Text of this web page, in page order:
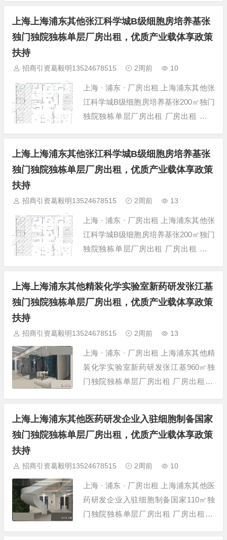
川沙工业园区 建筑面积 3000㎡ 层高 8
米 层数 单层厂房 房源类型 仓...
上海上海浦东其他张江科学城B级细胞房培养基张
独门独院独栋单层厂房出租，优质产业载体享政策
扶持
招商引资葛毅明13524678515 2周前 10
上海 · 浦东 · 厂房出租 上海浦东其他张
江科学城B级细胞房培养基张200㎡独门
独院独栋单层厂房出租 厂房出租 项目
栋 所在位置 上海-浦东-其他-张江药谷
孵化器 建筑面积 200㎡ 层高 4.5米 层数
上海上海浦东其他张江科学城B级细胞房培养基张
独门独院独栋单层厂房出租，优质产业载体享政策
扶持
招商引资葛毅明13524678515 2周前 13
上海 · 浦东 · 厂房出租 上海浦东其他张
江科学城B级细胞房培养基张200㎡独门
独院独栋单层厂房出租 厂房出租 项目
栋 所在位置 上海-浦东-其他-张江药谷
孵化器 建筑面积 200㎡ 层高 4.5米 层数
上海上海浦东其他精装化学实验室新药研发张江基
独门独院独栋单层厂房出租，优质产业载体享政策
扶持
招商引资葛毅明13524678515 2周前 13
上海 · 浦东 · 厂房出租 上海浦东其他精
装化学实验室新药研发张江基960㎡独
门独院独栋单层厂房出租 厂房出租 项
院独栋 所在位置 上海-浦东-其他-张江
科学城 建筑面积 960㎡ 层高 4.2米 层数
上海上海浦东其他医药研发企业入驻细胞制备国家
独门独院独栋单层厂房出租，优质产业载体享政策
扶持
招商引资葛毅明13524678515 2周前 10
上海 · 浦东 · 厂房出租 上海浦东其他医
药研发企业入驻细胞制备国家110㎡独
门独院独栋单层厂房出租 厂房出租 项